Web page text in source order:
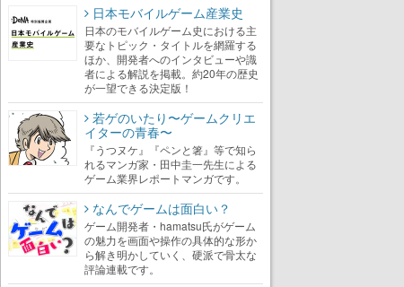
日本モバイルゲーム産業史
日本のモバイルゲーム史における主
要なトピック・タイトルを網羅する
ほか、開発者へのインタビューや識
者による解説を掲載。約20年の歴史
が一望できる決定版！
若ゲのいたり〜ゲームクリエ
イターの青春〜
『うつヌケ』『ペンと箸』等で知ら
れるマンガ家・田中圭一先生による
ゲーム業界レポートマンガです。
なんでゲームは面白い？
ゲーム開発者・hamatsu氏がゲーム
の魅力を画面や操作の具体的な形か
ら解き明かしていく、硬派で骨太な
評論連載です。